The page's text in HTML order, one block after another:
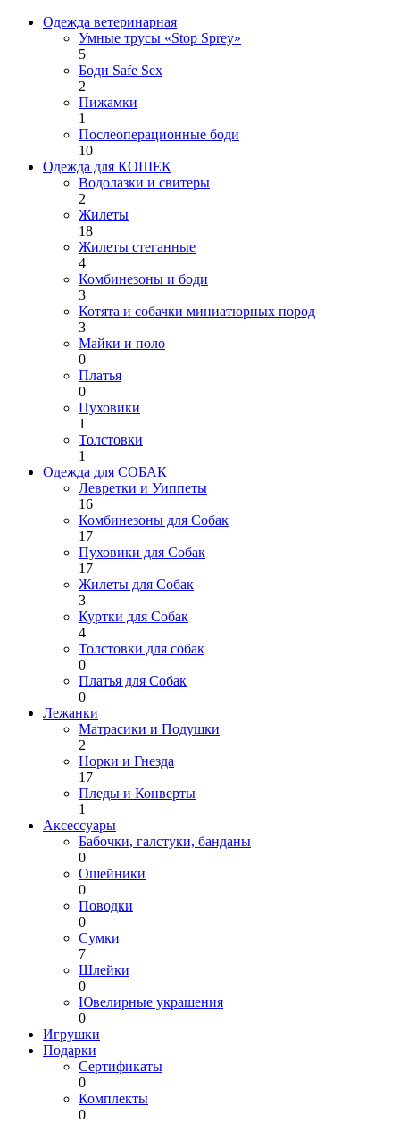
Одежда ветеринарная
Умные трусы «Stop Sprey»
5
Боди Safe Sex
2
Пижамки
1
Послеоперационные боди
10
Одежда для КОШЕК
Водолазки и свитеры
2
Жилеты
18
Жилеты стеганные
4
Комбинезоны и боди
3
Котята и собачки миниатюрных пород
3
Майки и поло
0
Платья
0
Пуховики
1
Толстовки
1
Одежда для СОБАК
Левретки и Уиппеты
16
Комбинезоны для Собак
17
Пуховики для Собак
17
Жилеты для Собак
3
Куртки для Собак
4
Толстовки для собак
0
Платья для Собак
0
Лежанки
Матрасики и Подушки
2
Норки и Гнезда
17
Пледы и Конверты
1
Аксессуары
Бабочки, галстуки, банданы
0
Ошейники
0
Поводки
0
Сумки
7
Шлейки
0
Ювелирные украшения
0
Игрушки
Подарки
Сертификаты
0
Комплекты
0